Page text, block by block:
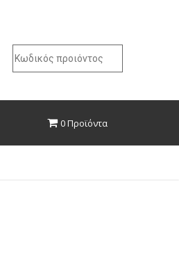
Search
for:
0 Προϊόντα